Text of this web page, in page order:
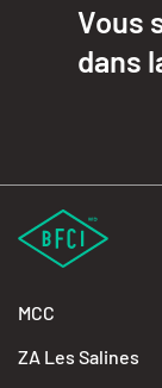
Vous
dans
MCC
ZA Les Salines